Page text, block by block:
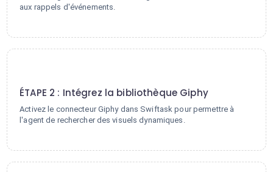
aux rappels d'événements.
ÉTAPE 2 : Intégrez la bibliothèque Giphy
Activez le connecteur Giphy dans Swiftask pour permettre à
l'agent de rechercher des visuels dynamiques.